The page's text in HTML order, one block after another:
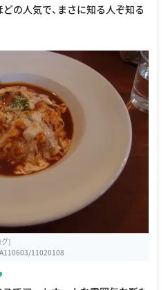
の人気で、まさに知る人ぞ知る
グ]
11020108